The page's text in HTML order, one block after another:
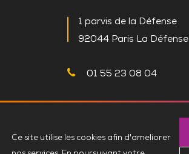
1 parvis de la Défense
92044 Paris La Défense
01 55 23 08 04
Ce site utilise les cookies afin d'ameliorer